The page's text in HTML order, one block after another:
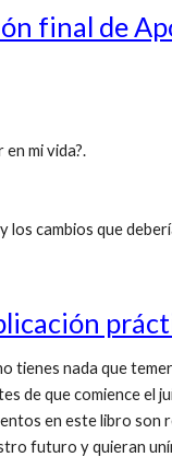
final de
mi vida?.
cambios que
tienes nada que
de que comience
en este libro
futuro y quieran